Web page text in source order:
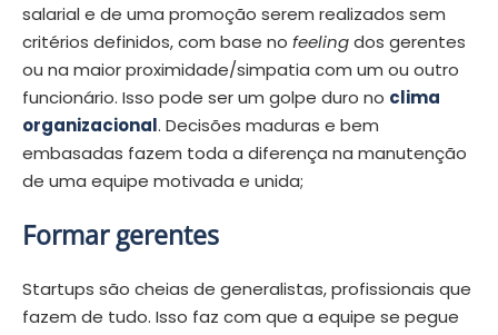
salarial e de uma promoção serem realizados sem
critérios definidos, com base no feelingdos gerentes
ou na maior proximidade/simpatia com um ou outro
funcionário. Isso pode ser um golpe duro no clima
organizacional. Decisões maduras e bem
embasadas fazem toda a diferença na manutenção
de uma equipe motivada e unida;
Formar gerentes
Startups são cheias de generalistas, profissionais que
fazem de tudo. Isso faz com que a equipe se pegue